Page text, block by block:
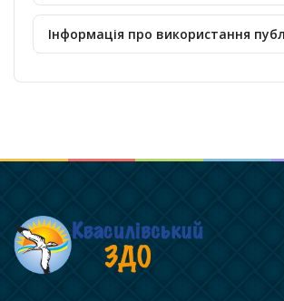
Інформація про використання